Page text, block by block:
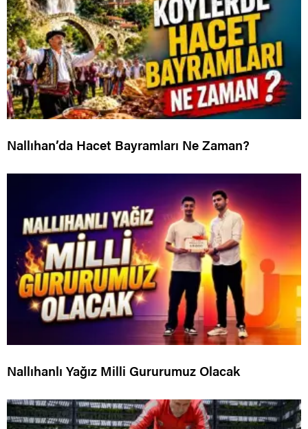
Nallıhan’da Hacet Bayramları Ne Zaman?
Nallıhanlı Yağız Milli Gururumuz Olacak